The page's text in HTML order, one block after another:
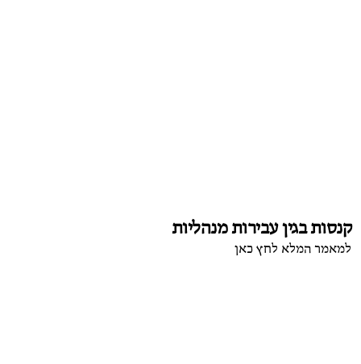
קנסות בגין עבירות מנהליות
למאמר המלא לחץ כאן